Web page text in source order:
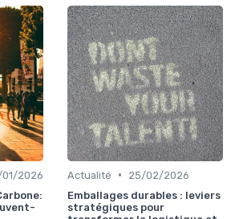
2026
Actualité •
25/02/2026
Emballages durables : leviers
stratégiques pour